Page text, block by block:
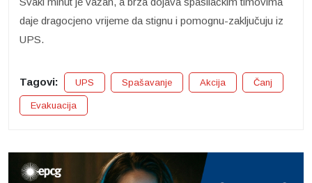
daje dragocjeno vrijeme da stignu i pomognu-zaključuju iz
UPS.
Tagovi: UPS Spašavanje Akcija Čanj
Evakuacija